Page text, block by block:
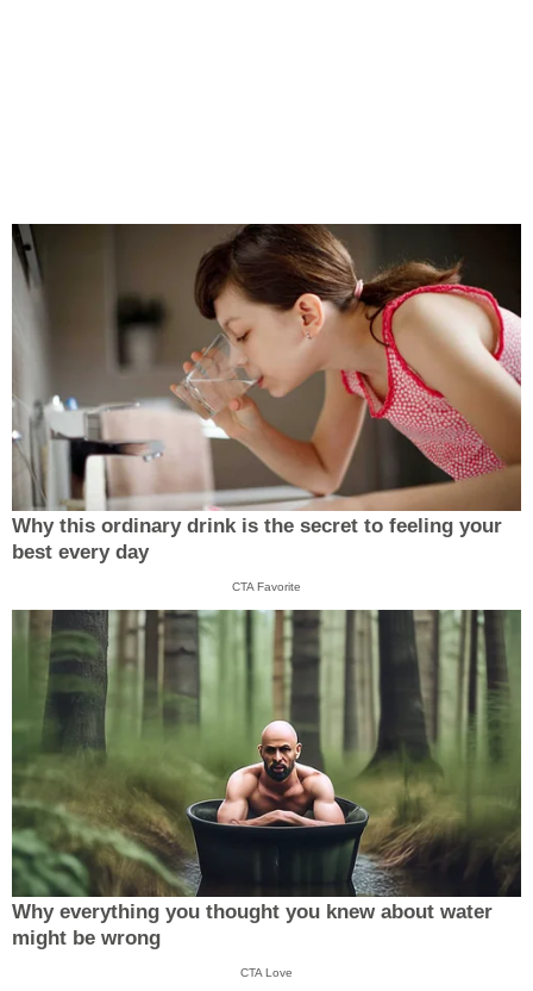
Why this ordinary drink is the secret to feeling your
best every day
CTA Favorite
Why everything you thought you knew about water
might be wrong
CTA Love